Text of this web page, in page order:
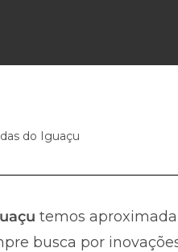
do Iguaçu
temos
busca por